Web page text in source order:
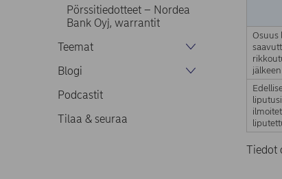
Pörssitiedotteet – Nordea
Bank Oyj, warrantit
Teemat
Blogi
Podcastit
Tilaa & seuraa
Osuus
jälkeen
Tiedot